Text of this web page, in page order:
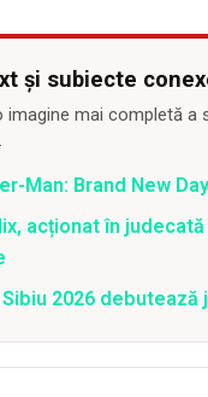
și subiecte
imagine mai completă a
Man: Brand New
acționat în
Sibiu 2026